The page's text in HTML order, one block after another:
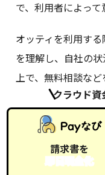
で、利用者によって
オッティを利用す
を理解し、自社の
上で、無料相談など
クラウド資
請求書を
即日現金化